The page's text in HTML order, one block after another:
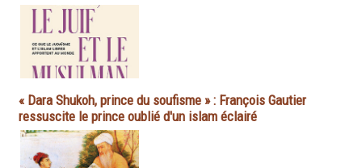
« Dara Shukoh, prince du soufisme » : François Gautier
ressuscite le prince oublié d'un islam éclairé